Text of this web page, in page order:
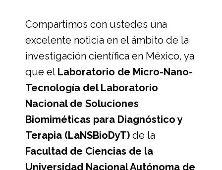
Compartimos con ustedes una
excelente noticia en el ámbito de la
investigación científica en México, ya
que el Laboratorio de Micro-Nano-
Tecnología del Laboratorio
Nacional de Soluciones
Biomiméticas para Diagnóstico y
Terapia (LaNSBioDyT)de la
Facultad de Ciencias de la
Universidad Nacional Autónoma de